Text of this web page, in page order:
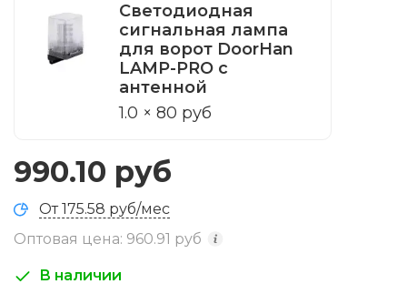
Светодиодная
сигнальная лампа
для ворот DoorHan
LAMP-PRO с
антенной
1.0 × 80 руб
990.10 руб
От 175.58 руб/мес
Оптовая цена: 960.91 руб
i
В наличии